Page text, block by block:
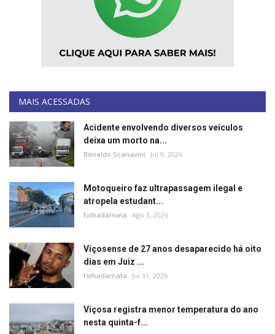
MAIS ACESSADAS
Acidente envolvendo diversos veículos
deixa um morto na...
Ronaldo Scanavini Jul 9, 2026
Motoqueiro faz ultrapassagem ilegal e
atropela estudant...
folhadamata Ago 3, 2026
Viçosense de 27 anos desaparecido há oito
dias em Juiz ...
folhadamata Jul 31, 2026
Viçosa registra menor temperatura do ano
nesta quinta-f...